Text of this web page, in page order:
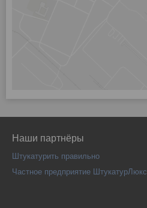
Наши партнёры
Штукатурить правильно
Частное предприятие ШтукатурЛюкс